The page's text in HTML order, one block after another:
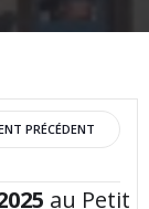
PRÉCÉDENT
au Petit